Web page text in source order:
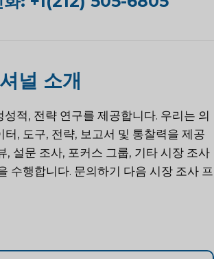
널 소개
성적, 전략 연구를 제공합니다. 우리는 의
, 도구, 전략, 보고서 및 통찰력을 제공
, 설문 조사, 포커스 그룹, 기타 시장 조사
수행합니다. 문의하기 다음 시장 조사 프